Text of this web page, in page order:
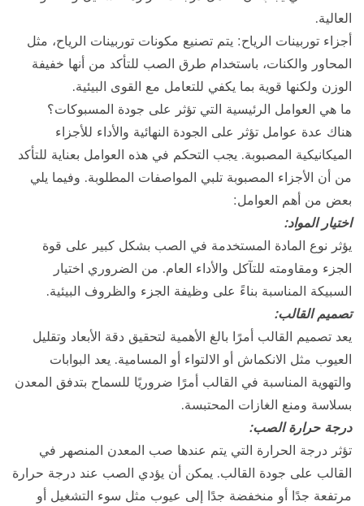
العالية.
أجزاء توربينات الرياح: يتم تصنيع مكونات توربينات الرياح، مثل
المحاور والكنات، باستخدام طرق الصب للتأكد من أنها خفيفة
الوزن ولكنها قوية بما يكفي للتعامل مع القوى البيئية.
ما هي العوامل الرئيسية التي تؤثر على جودة المسبوكات؟
هناك عدة عوامل تؤثر على الجودة النهائية والأداء للأجزاء
الميكانيكية المصبوبة. يجب التحكم في هذه العوامل بعناية للتأكد
من أن الأجزاء المصبوبة تلبي المواصفات المطلوبة. وفيما يلي
بعض من أهم العوامل:
اختيار المواد:
يؤثر نوع المادة المستخدمة في الصب بشكل كبير على قوة
الجزء ومقاومته للتآكل والأداء العام. من الضروري اختيار
السبيكة المناسبة بناءً على وظيفة الجزء والظروف البيئية.
تصميم القالب:
يعد تصميم القالب أمرًا بالغ الأهمية لتحقيق دقة الأبعاد وتقليل
العيوب مثل الانكماش أو الالتواء أو المسامية. يعد البوابات
والتهوية المناسبة في القالب أمرًا ضروريًا للسماح بتدفق المعدن
بسلاسة ومنع الغازات المحتبسة.
درجة حرارة الصب:
تؤثر درجة الحرارة التي يتم عندها صب المعدن المنصهر في
القالب على جودة القالب. يمكن أن يؤدي الصب عند درجة حرارة
مرتفعة جدًا أو منخفضة جدًا إلى عيوب مثل سوء التشغيل أو